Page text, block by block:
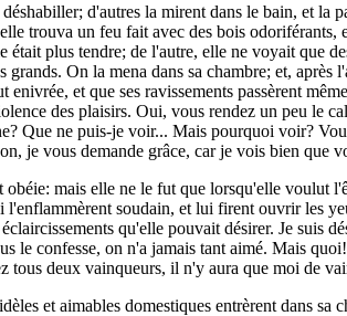
d'autres la mirent dans le bain, et
trouva un feu fait avec des bois
plus tendre; de l'autre, elle ne voyait que
On la mena dans sa chambre; et,
et que ses ravissements passèrent
des plaisirs. Oui, vous rendez un peu le
Que ne puis-je voir... Mais pourquoi voir?
je vous demande grâce, car je vois bien que
mais elle ne le fut que lorsqu'elle voulut
l'enflammèrent soudain, et lui firent ouvrir les
qu'elle pouvait désirer. Je suis
le confesse, on n'a jamais tant aimé. Mais
tous deux vainqueurs, il n'y aura que moi de
et aimables domestiques entrèrent dans